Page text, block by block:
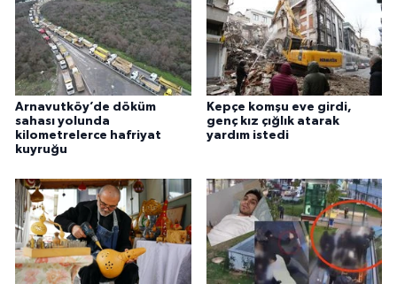
Arnavutköy’de döküm
sahası yolunda
kilometrelerce hafriyat
kuyruğu
Kepçe komşu eve girdi,
genç kız çığlık atarak
yardım istedi